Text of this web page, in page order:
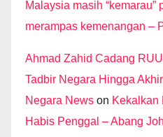
Malaysia masih “kemarau”
merampas kemenangan –
Ahmad Zahid Cadang
Tadbir Negara Hingga
Negara News on Kekalkan
Habis Penggal – Abang